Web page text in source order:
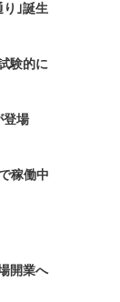
｣誕生
験的に
登場
稼働中
開業へ